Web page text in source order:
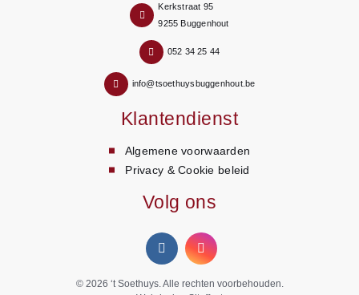
Kerkstraat 95
9255 Buggenhout
052 34 25 44
info@tsoethuysbuggenhout.be
Klantendienst
Algemene voorwaarden
Privacy & Cookie beleid
Volg ons
© 2026 ‘t Soethuys. Alle rechten voorbehouden.